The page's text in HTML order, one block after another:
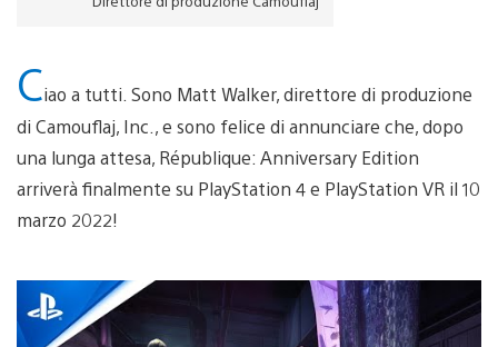
Ciao a tutti. Sono Matt Walker, direttore di produzione
di Camouflaj, Inc., e sono felice di annunciare che, dopo
una lunga attesa, République: Anniversary Edition
arriverà finalmente su PlayStation 4 e PlayStation VR il 10
marzo 2022!